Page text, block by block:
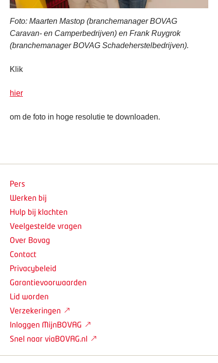
Foto: Maarten Mastop (branchemanager BOVAG
Caravan- en Camperbedrijven) en Frank Ruygrok
(branchemanager BOVAG Schadeherstelbedrijven).
Klik
hier
om de foto in hoge resolutie te downloaden.
Pers
Werken bij
Hulp bij klachten
Veelgestelde vragen
Over Bovag
Contact
Privacybeleid
Garantievoorwaarden
Lid worden
Verzekeringen
Inloggen MijnBOVAG
Snel naar viaBOVAG.nl